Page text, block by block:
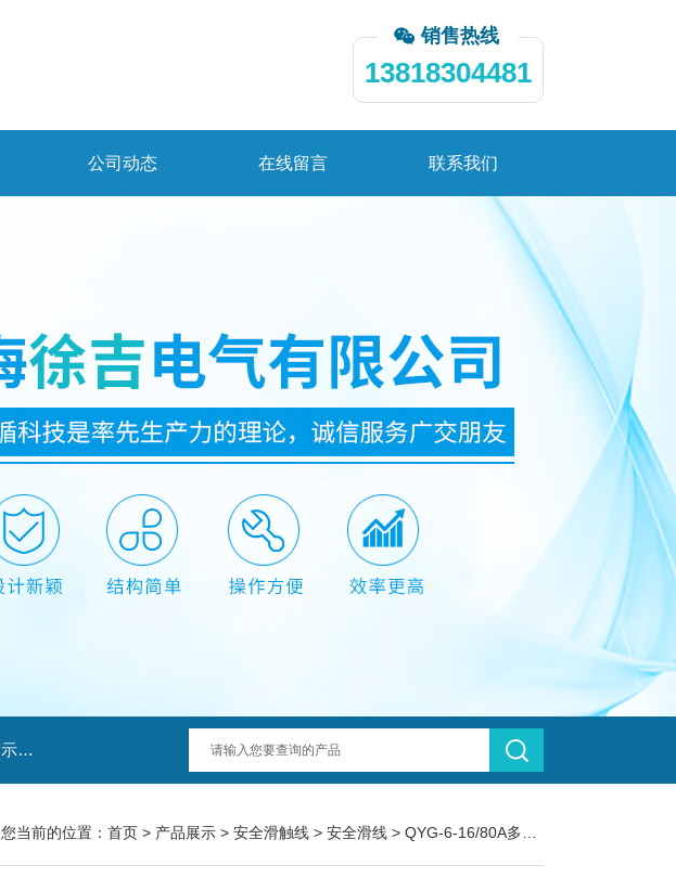
销售热线
13818304481
公司动态 在线留言 联系我们
主营产品：滑触线，安全滑触线，刚体滑触线，多级管式集电器，行车电源指示灯，滑线指示灯，集电器，扁平电缆，H型单级安全滑触器，电缆滑轨滑车
您当前的位置： 首页 > 产品展示 > 安全滑触线 > 安全滑线 > QYG-6-16/80A多极管式滑触线*